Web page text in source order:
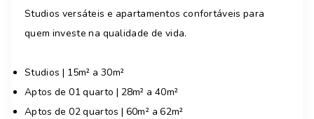
Studios versáteis e apartamentos confortáveis para
quem investe na qualidade de vida​.
Studios | 15m² a 30m²
Aptos de 01 quarto | 28m² a 40m²​
Aptos de 02 quartos | 60m² a 62m²​